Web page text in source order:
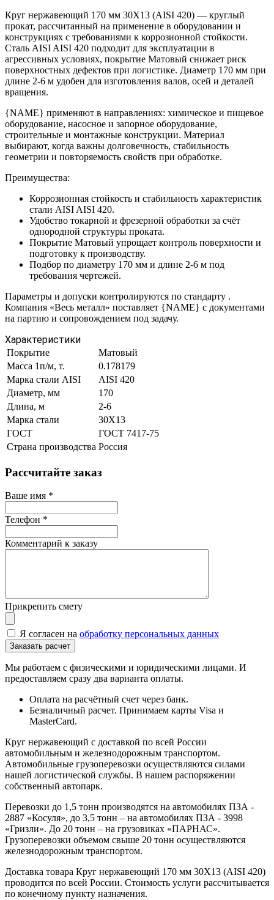
Круг нержавеющий 170 мм 30Х13 (AISI 420) — круглый
прокат, рассчитанный на применение в оборудовании и
конструкциях с требованиями к коррозионной стойкости.
Сталь AISI AISI 420 подходит для эксплуатации в
агрессивных условиях, покрытие Матовый снижает риск
поверхностных дефектов при логистике. Диаметр 170 мм при
длине 2-6 м удобен для изготовления валов, осей и деталей
вращения.
{NAME} применяют в направлениях: химическое и пищевое
оборудование, насосное и запорное оборудование,
строительные и монтажные конструкции. Материал
выбирают, когда важны долговечность, стабильность
геометрии и повторяемость свойств при обработке.
Преимущества:
Коррозионная стойкость и стабильность характеристик
стали AISI AISI 420.
Удобство токарной и фрезерной обработки за счёт
однородной структуры проката.
Покрытие Матовый упрощает контроль поверхности и
подготовку к производству.
Подбор по диаметру 170 мм и длине 2-6 м под
требования чертежей.
Параметры и допуски контролируются по стандарту .
Компания «Весь металл» поставляет {NAME} с документами
на партию и сопровождением под задачу.
Характеристики
Покрытие
Матовый
Масса 1п/м, т.
0.178179
Марка стали AISI
AISI 420
Диаметр, мм
170
Длина, м
2-6
Марка стали
30Х13
ГОСТ
ГОСТ 7417-75
Страна производства Россия
Рассчитайте заказ
Ваше имя *
Телефон *
Комментарий к заказу
Прикрепить смету
Я согласен на обработку персональных данных
Мы работаем с физическими и юридическими лицами. И
предоставляем сразу два варианта оплаты.
Оплата на расчётный счет через банк.
Безналичный расчет. Принимаем карты Visa и
MasterCard.
Круг нержавеющий с доставкой по всей России
автомобильным и железнодорожным транспортом.
Автомобильные грузоперевозки осуществляются силами
нашей логистической службы. В нашем распоряжении
собственный автопарк.
Перевозки до 1,5 тонн производятся на автомобилях ПЗА -
2887 «Косуля», до 3,5 тонн – на автомобилях ПЗА - 3998
«Гризли». До 20 тонн – на грузовиках «ПАРНАС».
Грузоперевозки объемом свыше 20 тонн осуществляются
железнодорожным транспортом.
Доставка товара Круг нержавеющий 170 мм 30Х13 (AISI 420)
проводится по всей России. Стоимость услуги рассчитывается
по конечному пункту назначения.